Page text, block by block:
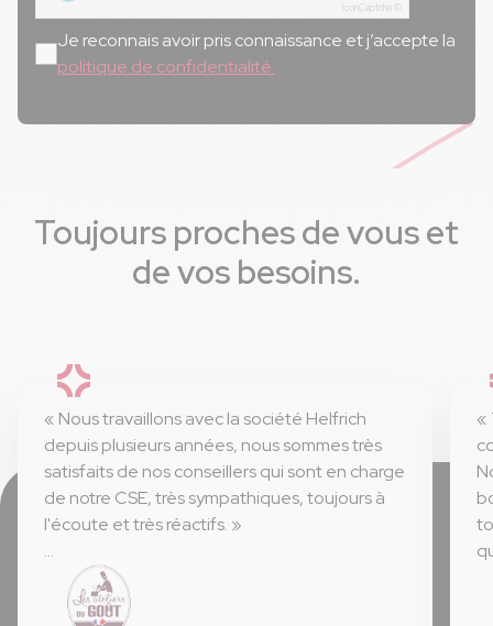
IconCaptcha ©
Je reconnais avoir pris connaissance et j’accepte la
politique de confidentialité.
Toujours proches de vous et
de vos besoins.
« Nous travaillons avec la société Helfrich
depuis plusieurs années, nous sommes très
satisfaits de nos conseillers qui sont en charge
de notre CSE, très sympathiques, toujours à
l'écoute et très réactifs. »
⭐ La diversité des produits
⭐ La satisfaction des équipes CSE
«